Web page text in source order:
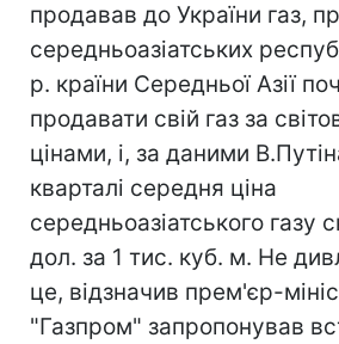
продавав до України газ,
середньоазіатських
р. країни Середньої Азії
продавати свій газ за
цінами, і, за даними
кварталі середня ціна
середньоазіатського газу
дол. за 1 тис. куб. м. Не
це, відзначив прем'єр-
"Газпром" запропонував